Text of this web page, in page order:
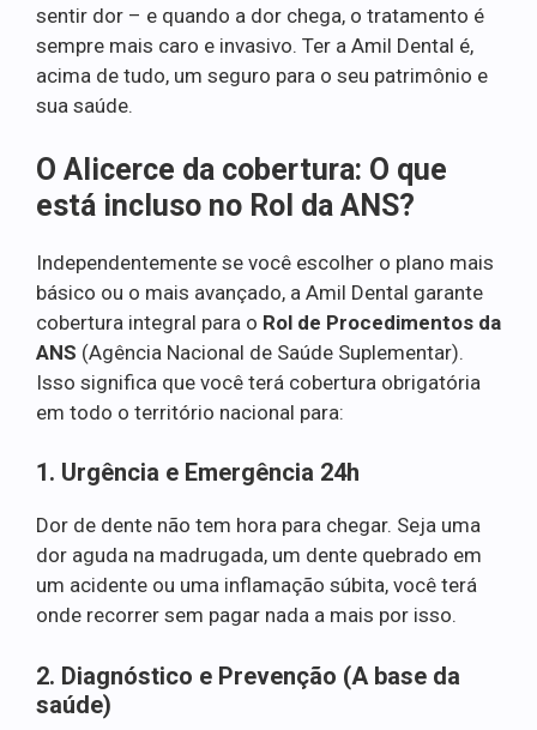
sentir dor – e quando a dor chega, o tratamento é
sempre mais caro e invasivo. Ter a Amil Dental é,
acima de tudo, um seguro para o seu patrimônio e
sua saúde.
O Alicerce da cobertura: O que
está incluso no Rol da ANS?
Independentemente se você escolher o plano mais
básico ou o mais avançado, a Amil Dental garante
cobertura integral para o Rol de Procedimentos da
ANS (Agência Nacional de Saúde Suplementar).
Isso significa que você terá cobertura obrigatória
em todo o território nacional para:
1. Urgência e Emergência 24h
Dor de dente não tem hora para chegar. Seja uma
dor aguda na madrugada, um dente quebrado em
um acidente ou uma inflamação súbita, você terá
onde recorrer sem pagar nada a mais por isso.
2. Diagnóstico e Prevenção (A base da
saúde)